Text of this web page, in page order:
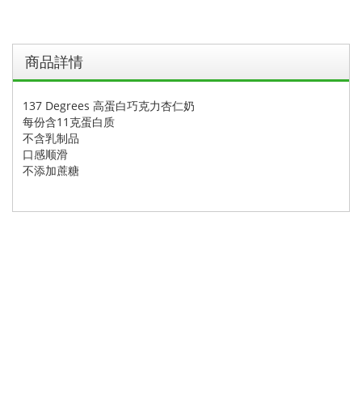
商品詳情
137 Degrees 高蛋白巧克力杏仁奶
每份含11克蛋白质
不含乳制品
口感顺滑
不添加蔗糖